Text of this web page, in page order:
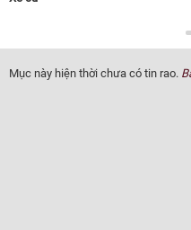
Cerato
GIÁ XE
Mục này hiện thời chưa có tin rao.